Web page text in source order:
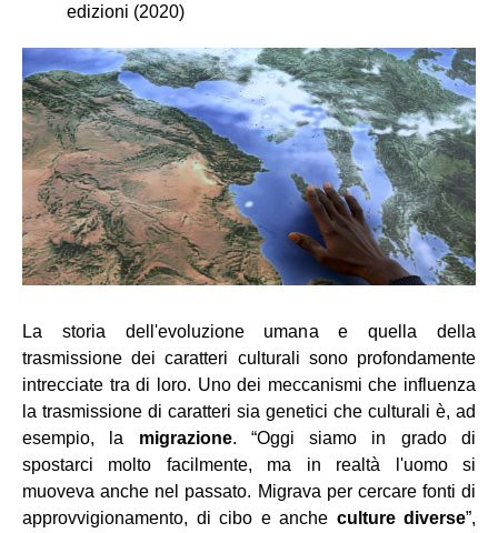
edizioni (2020)
La storia dell'evoluzione umana e quella della
trasmissione dei caratteri culturali sono profondamente
intrecciate tra di loro. Uno dei meccanismi che influenza
la trasmissione di caratteri sia genetici che culturali è, ad
esempio, la migrazione. “Oggi siamo in grado di
spostarci molto facilmente, ma in realtà l'uomo si
muoveva anche nel passato. Migrava per cercare fonti di
approvvigionamento, di cibo e anche culture diverse”,